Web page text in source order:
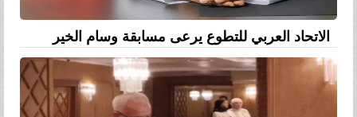
الاتحاد العربي للتطوع يرعى مسابقة وسام الخير